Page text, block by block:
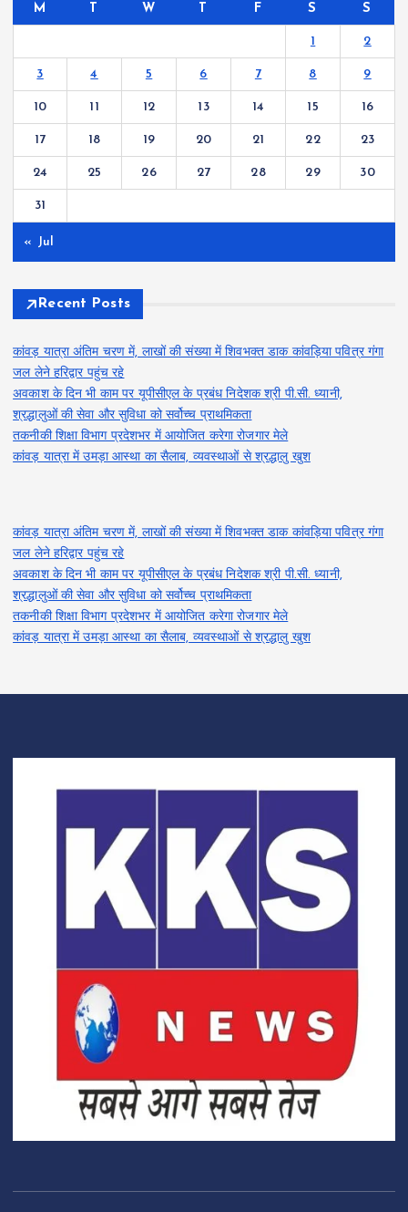
M W F S S
1 2
3 4 5 6 7 8 9
10 11 12 13 14 15 16
17 18 19 20 21 22 23
24 25 26 27 28 29 30
31
« Jul
Recent Posts
कांवड़ यात्रा अंतिम चरण में, लाखों की संख्या में शिवभक्त डाक कांवड़िया पवित्र गंगा
जल लेने हरिद्वार पहुंच रहे
अवकाश के दिन भी काम पर यूपीसीएल के प्रबंध निदेशक श्री पी.सी. ध्यानी,
श्रद्धालुओं की सेवा और सुविधा को सर्वोच्च प्राथमिकता
तकनीकी शिक्षा विभाग प्रदेशभर में आयोजित करेगा रोजगार मेले
कांवड़ यात्रा में उमड़ा आस्था का सैलाब, व्यवस्थाओं से श्रद्धालु खुश
कांवड़ यात्रा अंतिम चरण में, लाखों की संख्या में शिवभक्त डाक कांवड़िया पवित्र गंगा
जल लेने हरिद्वार पहुंच रहे
अवकाश के दिन भी काम पर यूपीसीएल के प्रबंध निदेशक श्री पी.सी. ध्यानी,
श्रद्धालुओं की सेवा और सुविधा को सर्वोच्च प्राथमिकता
तकनीकी शिक्षा विभाग प्रदेशभर में आयोजित करेगा रोजगार मेले
कांवड़ यात्रा में उमड़ा आस्था का सैलाब, व्यवस्थाओं से श्रद्धालु खुश